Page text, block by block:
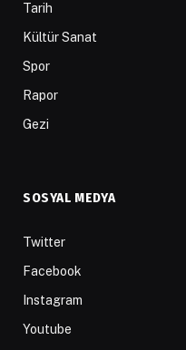
Tarih
Kültür Sanat
Spor
Rapor
Gezi
SOSYAL MEDYA
Twitter
Facebook
Instagram
Youtube